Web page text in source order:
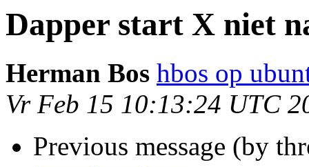
Dapper start X niet
Herman Bos hbos op
Vr Feb 15 10:13:24 UTC
Previous message (by